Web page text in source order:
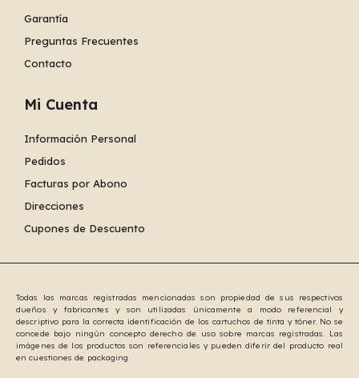
Garantía
Preguntas Frecuentes
Contacto
Mi Cuenta
Información Personal
Pedidos
Facturas por Abono
Direcciones
Cupones de Descuento
Todas las marcas registradas mencionadas son propiedad de sus respectivos
dueños y fabricantes y son utilizadas únicamente a modo referencial y
descriptivo para la correcta identificación de los cartuchos de tinta y tóner. No se
concede bajo ningún concepto derecho de uso sobre marcas registradas. Las
imágenes de los productos son referenciales y pueden diferir del producto real
en cuestiones de packaging.